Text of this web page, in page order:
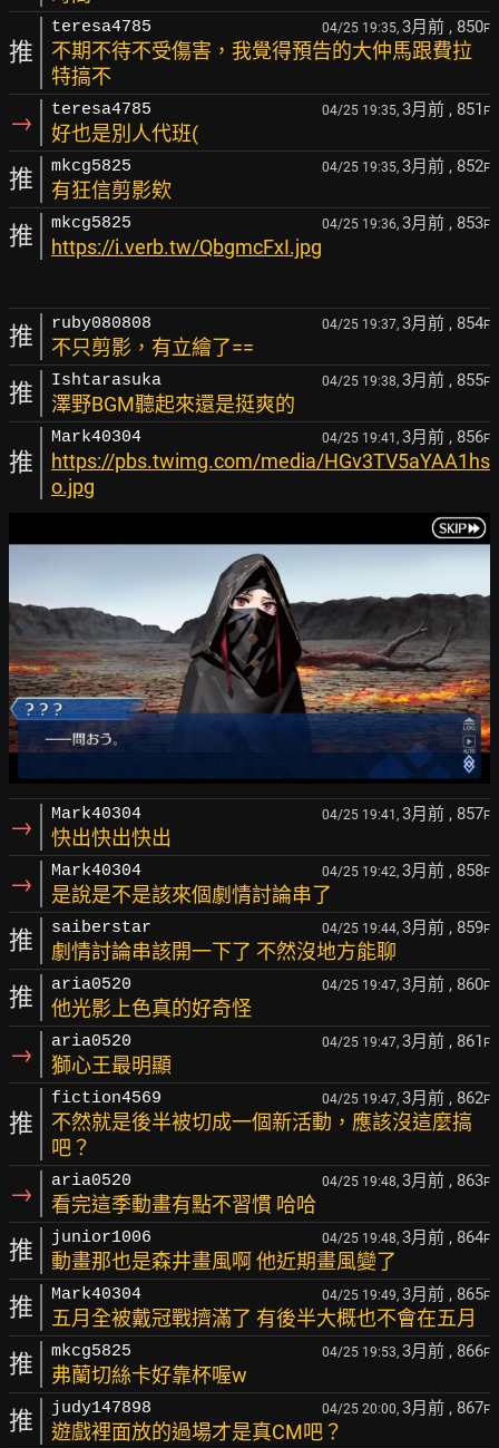
推
teresa4785 04/25 19:35, 3月前 , 850F
不期不待不受傷害，我覺得預告的大仲馬跟費拉
特搞不
→ teresa4785 04/25 19:35, 3月前 , 851 F
好也是別人代班(
推 mkcg5825 04/25 19:35, 3月前 , 852F
有狂信剪影欸
推 mkcg5825 04/25 19:36, 3月前 , 853F
https://i.verb.tw/QbgmcFxI.jpg
推 ruby080808 04/25 19:37, 3月前 , 854F
不只剪影，有立繪了==
推 Ishtarasuka 04/25 19:38, 3月前 , 855F
澤野BGM聽起來還是挺爽的
推
Mark40304 04/25 19:41, 3月前 , 856F
https://pbs.twimg.com/media/HGv3TV5aYAA1hs
o.jpg
→ Mark40304 04/25 19:41, 3月前 , 857F
快出快出快出
→ Mark40304 04/25 19:42, 3月前 , 858F
是說是不是該來個劇情討論串了
推 saiberstar 04/25 19:44, 3月前 , 859F
劇情討論串該開一下了 不然沒地方能聊
推 aria0520 04/25 19:47, 3月前 , 860F
他光影上色真的好奇怪
→ aria0520 04/25 19:47, 3月前 , 861 F
獅心王最明顯
推
fiction4569 04/25 19:47, 3月前 , 862F
不然就是後半被切成一個新活動，應該沒這麼搞
吧？
→ aria0520 04/25 19:48, 3月前 , 863F
看完這季動畫有點不習慣 哈哈
推 junior1006 04/25 19:48, 3月前 , 864F
動畫那也是森井畫風啊 他近期畫風變了
推 Mark40304 04/25 19:49, 3月前 , 865F
五月全被戴冠戰擠滿了 有後半大概也不會在五月
推 mkcg5825 04/25 19:53, 3月前 , 866F
弗蘭切絲卡好靠杯喔w
推 judy147898 04/25 20:00, 3月前 , 867F
遊戲裡面放的過場才是真CM吧？